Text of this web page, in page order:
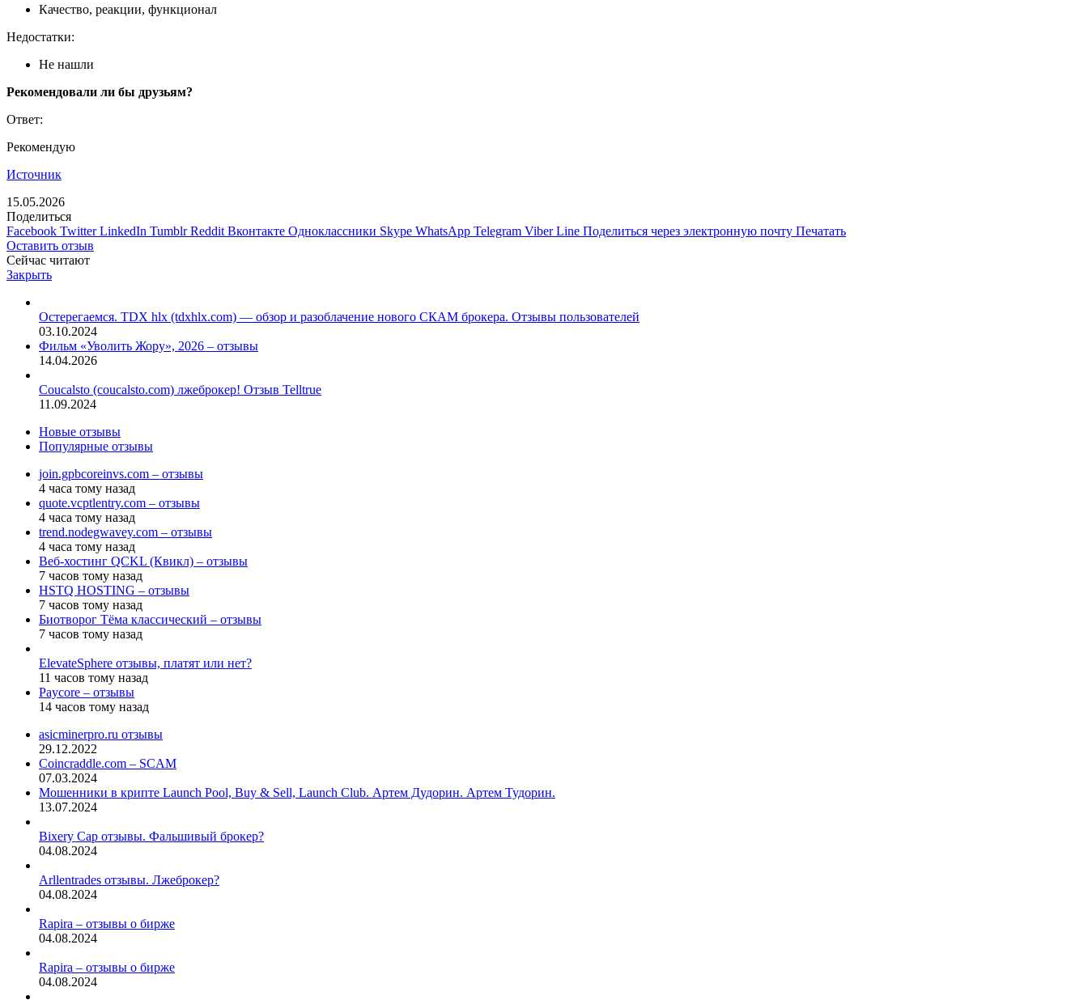
Качество, реакции, функционал
Недостатки:
Не нашли
Рекомендовали ли бы друзьям?
Ответ:
Рекомендую
Источник
15.05.2026
Поделиться
Facebook Twitter LinkedIn Tumblr Reddit Вконтакте Одноклассники Skype WhatsApp Telegram Viber Line Поделиться через электронную почту Печатать
Оставить отзыв
Сейчас читают
Закрыть
Остерегаемся. TDX hlx (tdxhlx.com) — обзор и разоблачение нового СКАМ брокера. Отзывы пользователей
03.10.2024
Фильм «Уволить Жору», 2026 – отзывы
14.04.2026
Coucalsto (coucalsto.com) лжеброкер! Отзыв Telltrue
11.09.2024
Новые отзывы
Популярные отзывы
join.gpbcoreinvs.com – отзывы
4 часа тому назад
quote.vcptlentry.com – отзывы
4 часа тому назад
trend.nodegwavey.com – отзывы
4 часа тому назад
Веб-хостинг QCKL (Квикл) – отзывы
7 часов тому назад
HSTQ HOSTING – отзывы
7 часов тому назад
Биотворог Тёма классический – отзывы
7 часов тому назад
ElevateSphere отзывы, платят или нет?
11 часов тому назад
Paycore – отзывы
14 часов тому назад
asicminerpro.ru отзывы
29.12.2022
Coincraddle.com – SCAM
07.03.2024
Мошенники в крипте Launch Pool, Buy & Sell, Launch Club. Артем Дудорин. Артем Тудорин.
13.07.2024
Bixery Cap отзывы. Фальшивый брокер?
04.08.2024
Arllentrades отзывы. Лжеброкер?
04.08.2024
Rapira – отзывы о бирже
04.08.2024
Rapira – отзывы о бирже
04.08.2024